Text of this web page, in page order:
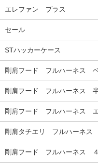
エレファン プラス
セール
STハッカーケース
剛肩フード フルハーネス
剛肩フード フルハーネス
剛肩フード フルハーネス
剛肩タチエリ フルハーネス
剛肩フード フルハーネス